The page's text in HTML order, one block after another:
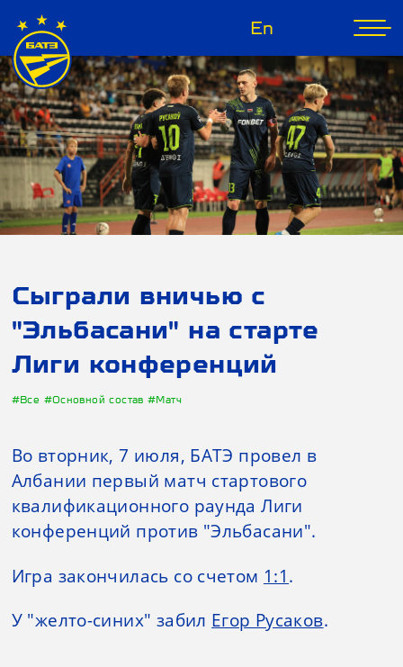
En
Сыграли вничью с
"Эльбасани" на старте
Лиги конференций
#Все #Основной состав#Матч
Во вторник, 7 июля, БАТЭ провел в
Албании первый матч стартового
квалификационного раунда Лиги
конференций против "Эльбасани".
Игра закончилась со счетом 1:1.
У "желто-синих" забил Егор Русаков.